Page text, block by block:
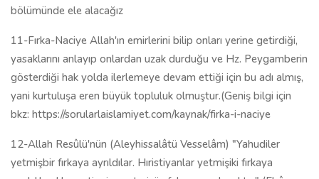
bölümünde ele alacağız
11-Fırka-Naciye Allah'ın emirlerini bilip onları yerine getirdiği,
yasaklarını anlayıp onlardan uzak durduğu ve Hz. Peygamberin
gösterdiği hak yolda ilerlemeye devam ettiği için bu adı almış,
yani kurtuluşa eren büyük topluluk olmuştur.(Geniş bilgi için
bkz: https://sorularlaislamiyet.com/kaynak/firka-i-naciye
12-Allah Resûlü'nün (Aleyhissalâtü Vesselâm) "Yahudiler
yetmişbir fırkaya ayrıldılar. Hıristiyanlar yetmişiki fırkaya